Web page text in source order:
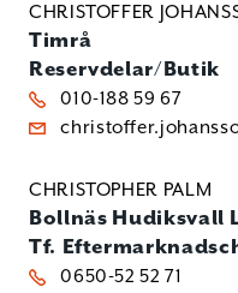
CHRISTOFFER
Timrå
Reservdelar/Butik
010-188 59 67
CHRISTOPHER PALM
Bollnäs Hudiksvall
Tf.
0650-52 52 71